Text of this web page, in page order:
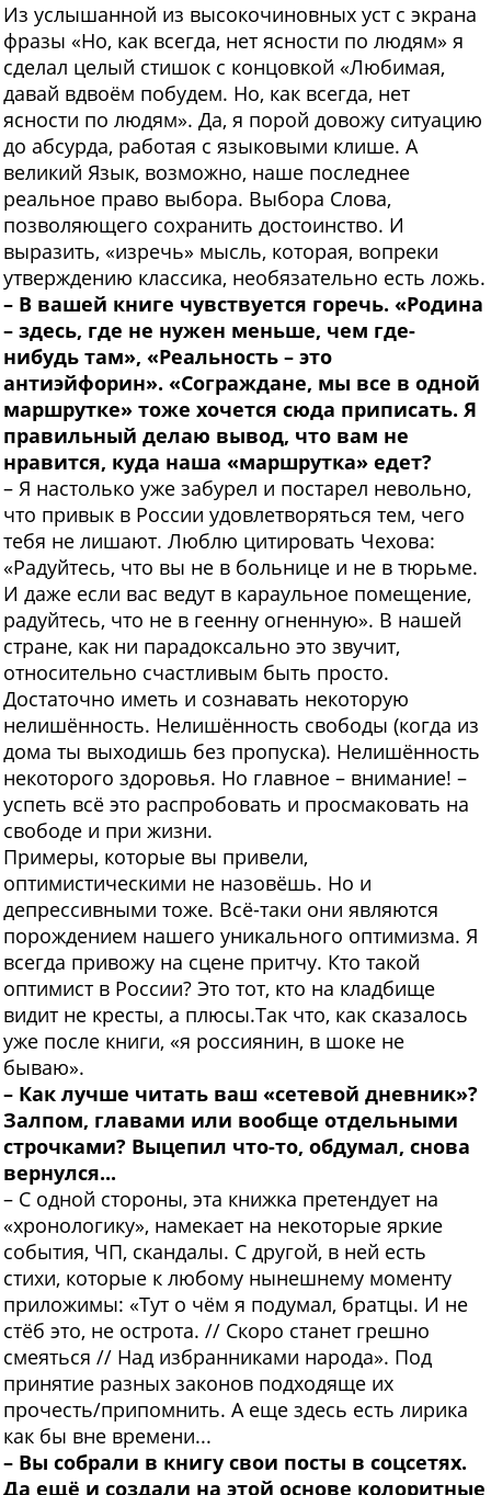
Из услышанной из высокочиновных уст с экрана
фразы «Но, как всегда, нет ясности по людям» я
сделал целый стишок с концовкой «Любимая,
давай вдвоём побудем. Но, как всегда, нет
ясности по людям». Да, я порой довожу ситуацию
до абсурда, работая с языковыми клише. А
великий Язык, возможно, наше последнее
реальное право выбора. Выбора Слова,
позволяющего сохранить достоинство. И
выразить, «изречь» мысль, которая, вопреки
утверждению классика, необязательно есть ложь.
– В вашей книге чувствуется горечь. «Родина
– здесь, где не нужен меньше, чем где-
нибудь там», «Реальность – это
антиэйфорин». «Сограждане, мы все в одной
маршрутке» тоже хочется сюда приписать. Я
правильный делаю вывод, что вам не
нравится, куда наша «маршрутка» едет?
– Я настолько уже забурел и постарел невольно,
что привык в России удовлетворяться тем, чего
тебя не лишают. Люблю цитировать Чехова:
«Радуйтесь, что вы не в больнице и не в тюрьме.
И даже если вас ведут в караульное помещение,
радуйтесь, что не в геенну огненную». В нашей
стране, как ни парадоксально это звучит,
относительно счастливым быть просто.
Достаточно иметь и сознавать некоторую
нелишённость. Нелишённость свободы (когда из
дома ты выходишь без пропуска). Нелишённость
некоторого здоровья. Но главное – внимание! –
успеть всё это распробовать и просмаковать на
свободе и при жизни.
Примеры, которые вы привели,
оптимистическими не назовёшь. Но и
депрессивными тоже. Всё-таки они являются
порождением нашего уникального оптимизма. Я
всегда привожу на сцене притчу. Кто такой
оптимист в России? Это тот, кто на кладбище
видит не кресты, а плюсы.Так что, как сказалось
уже после книги, «я россиянин, в шоке не
бываю».
– Как лучше читать ваш «сетевой дневник»?
Залпом, главами или вообще отдельными
строчками? Выцепил что-то, обдумал, снова
вернулся...
– С одной стороны, эта книжка претендует на
«хронологику», намекает на некоторые яркие
события, ЧП, скандалы. С другой, в ней есть
стихи, которые к любому нынешнему моменту
приложимы: «Тут о чём я подумал, братцы. И не
стёб это, не острота. // Скоро станет грешно
смеяться // Над избранниками народа». Под
принятие разных законов подходяще их
прочесть/припомнить. А еще здесь есть лирика
как бы вне времени...
– Вы собрали в книгу свои посты в соцсетях.
Да ещё и создали на этой основе колоритные